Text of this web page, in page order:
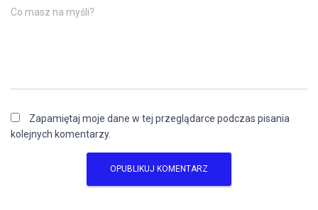
Co masz na myśli?
Zapamiętaj moje dane w tej przeglądarce podczas pisania
kolejnych komentarzy.